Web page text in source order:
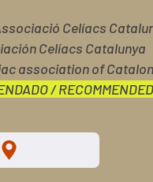
Celíacs
Celíacs Catalunya
association of
/ RECOMMENDED